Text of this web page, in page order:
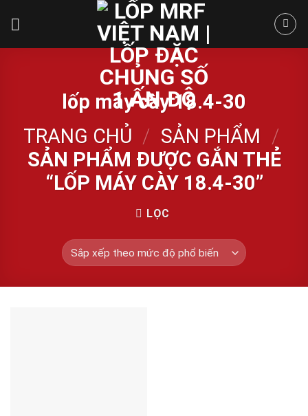
lốp máy cày 18.4-30
TRANG CHỦ / SẢN PHẨM /
SẢN PHẨM ĐƯỢC GẮN THẺ
“LỐP MÁY CÀY 18.4-30”
LỌC